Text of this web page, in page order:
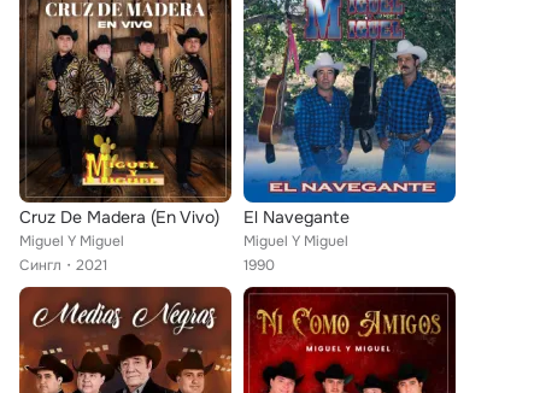
Cruz De Madera (En Vivo)
Miguel Y Miguel
Сингл
2021
El Navegante
Miguel Y Miguel
1990